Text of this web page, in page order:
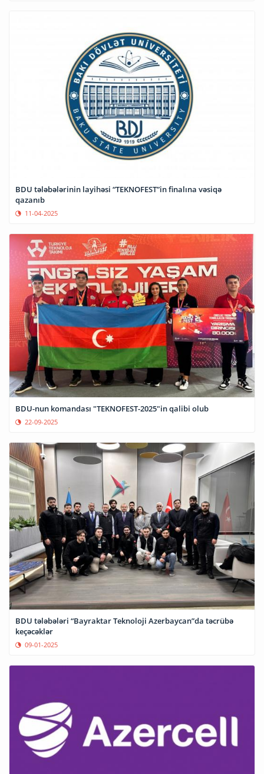
BDU tələbələrinin layihəsi “TEKNOFEST”in finalına vəsiqə
qazanıb
11-04-2025
BDU-nun komandası "TEKNOFEST-2025"in qalibi olub
22-09-2025
BDU tələbələri “Bayraktar Teknoloji Azerbaycan”da təcrübə
keçəcəklər
09-01-2025